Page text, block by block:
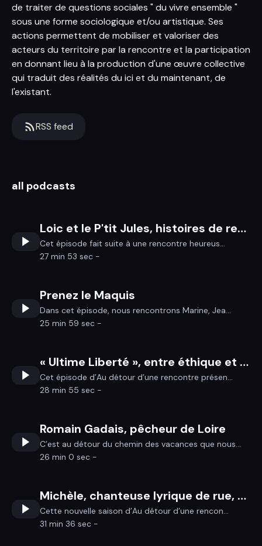
de traiter de questions sociales " du vivre ensemble "
sous une forme sociologique et/ou artistique. Ses
actions permettent de mobiliser et valoriser des
acteurs du territoire par la rencontre et la participation
en donnant lieu à la production d'une œuvre collective
qui traduit des réalités du ici et du maintenant, de
l'existant.
RSS feed
all podcasts
Loic et le P'tit Jules, histoires de rencontres...
Cet épisode fait suite à une rencontre heureus...
27 min 53 sec -
Prenez le Maquis
Dans cet épisode, nous rencontrons Marine, Jea...
25 min 59 sec -
« Ultime Liberté », entre éthique et politique, comment assurer une mort digne pour tous ?
Cet épisode d’Au détour d’une rencontre présen...
28 min 55 sec -
Romain Gadais, pêcheur de Loire
C’est au détour du chemin des vacances que nous...
26 min 0 sec -
Michèle, chanteuse lyrique de rue, comédienne, écrivaine…
Cette nouvelle saison d’Au détour d’une rencon...
31 min 36 sec -